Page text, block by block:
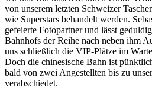
von unserem letzten Schweizer
wie Superstars behandelt werden.
gefeierte Fotopartner und lässt
Bahnhofs der Reihe nach neben ihm
uns schließlich die VIP-Plätze im
Doch die chinesische Bahn ist
bald von zwei Angestellten bis zu
verabschiedet.